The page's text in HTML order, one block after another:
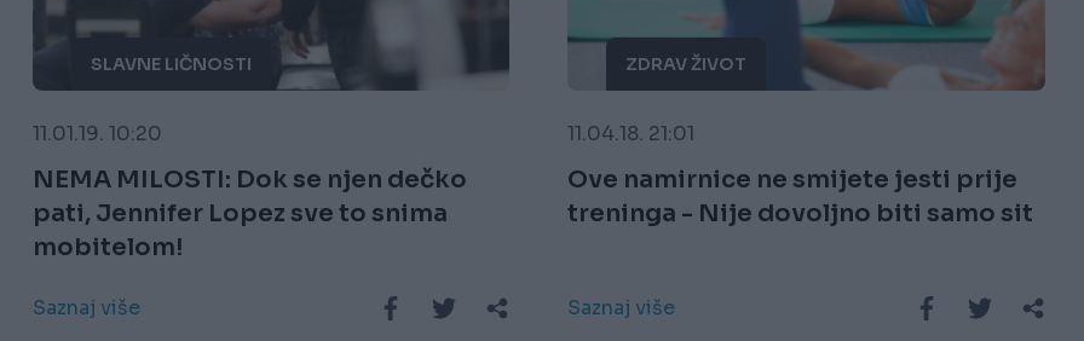
SLAVNE LIČNOSTI
11.01.19. 10:20
NEMA MILOSTI: Dok se njen dečko
pati, Jennifer Lopez sve to snima
mobitelom!
Saznaj više
ZDRAV ŽIVOT
11.04.18. 21:01
Ove namirnice ne smijete jesti prije
treninga - Nije dovoljno biti samo sit
Saznaj više